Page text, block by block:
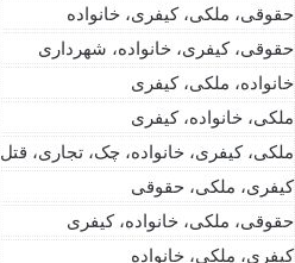
حقوقی، ملکی، کیفری، خانواده
حقوقی، کیفری، خانواده، شهرداری
خانواده، ملکی، کیفری
ملکی، خانواده، کیفری
ملکی، کیفری، خانواده، چک، تجاری، قتل
کیفری، ملکی، حقوقی
حقوقی، ملکی، خانواده، کیفری
کیفری، ملکی، خانواده